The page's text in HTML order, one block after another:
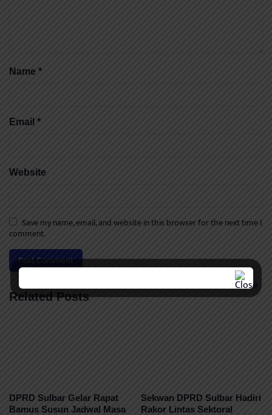
Name *
Email *
Website
Save my name, email, and website in this browser for the next time I
comment.
Related Posts
DPRD Sulbar Gelar Rapat
Bamus Susun Jadwal Masa
Sekwan DPRD Sulbar Hadiri
Rakor Lintas Sektoral